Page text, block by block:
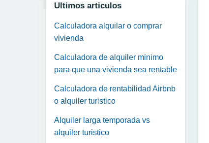
Ultimos articulos
Calculadora alquilar o comprar
vivienda
Calculadora de alquiler minimo
para que una vivienda sea rentable
Calculadora de rentabilidad Airbnb
o alquiler turistico
Alquiler larga temporada vs
alquiler turistico